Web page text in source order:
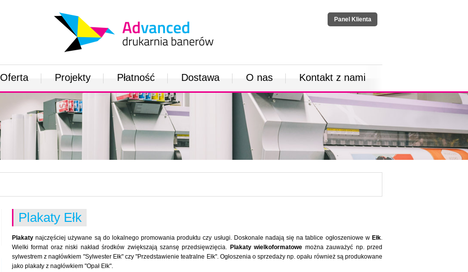
Panel Klienta
Oferta Projekty Płatność Dostawa O nas Kontakt z nami
Plakaty Ełk
Plakaty najczęściej używane są do lokalnego promowania produktu czy usługi. Doskonale nadają się na tablice ogłoszeniowe w Ełk.
Wielki format oraz niski nakład środków zwiększają szansę przedsięwzięcia. Plakaty wielkoformatowe można zauważyć np. przed
sylwestrem z nagłówkiem "Sylwester Ełk" czy "Przedstawienie teatralne Ełk". Ogłoszenia o sprzedaży np. opału również są produkowane
jako plakaty z nagłówkiem "Opał Ełk".